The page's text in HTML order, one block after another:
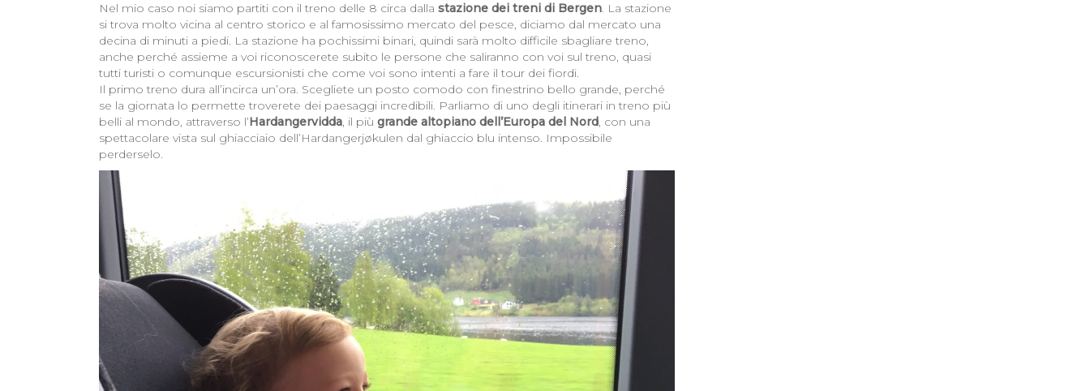
Nel mio caso noi siamo partiti con il treno delle 8 circa dalla stazione dei treni di Bergen. La stazione
si trova molto vicina al centro storico e al famosissimo mercato del pesce, diciamo dal mercato una
decina di minuti a piedi. La stazione ha pochissimi binari, quindi sarà molto difficile sbagliare treno,
anche perché assieme a voi riconoscerete subito le persone che saliranno con voi sul treno, quasi
tutti turisti o comunque escursionisti che come voi sono intenti a fare il tour dei fiordi.
Il primo treno dura all’incirca un’ora. Scegliete un posto comodo con finestrino bello grande, perché
se la giornata lo permette troverete dei paesaggi incredibili. Parliamo di uno degli itinerari in treno più
belli al mondo, attraverso l’Hardangervidda, il più grande altopiano dell’Europa del Nord, con una
spettacolare vista sul ghiacciaio dell’Hardangerjøkulen dal ghiaccio blu intenso. Impossibile
perderselo.